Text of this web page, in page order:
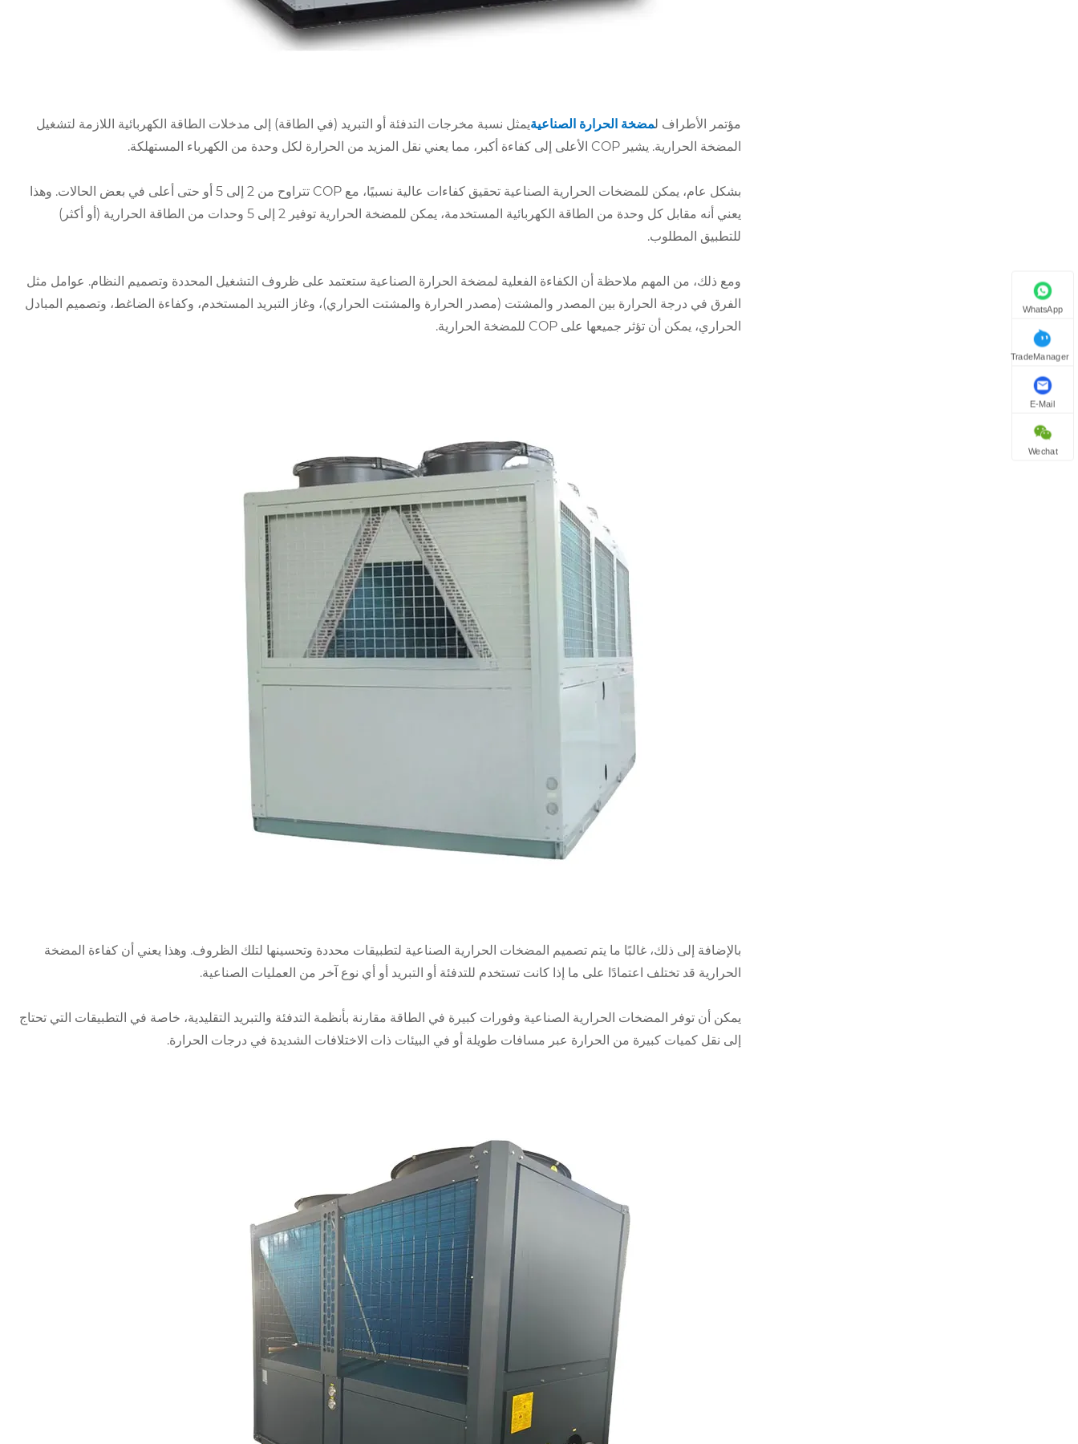
مؤتمر الأطراف لمضخة الحرارة الصناعيةيمثل نسبة مخرجات التدفئة أو التبريد (في الطاقة) إلى مدخلات الطاقة الكهربائية اللازمة لتشغيل
المضخة الحرارية. يشير COP الأعلى إلى كفاءة أكبر، مما يعني نقل المزيد من الحرارة لكل وحدة من الكهرباء المستهلكة.
بشكل عام، يمكن للمضخات الحرارية الصناعية تحقيق كفاءات عالية نسبيًا، مع COP تتراوح من 2 إلى 5 أو حتى أعلى في بعض الحالات. وهذا
يعني أنه مقابل كل وحدة من الطاقة الكهربائية المستخدمة، يمكن للمضخة الحرارية توفير 2 إلى 5 وحدات من الطاقة الحرارية (أو أكثر)
للتطبيق المطلوب.
ومع ذلك، من المهم ملاحظة أن الكفاءة الفعلية لمضخة الحرارة الصناعية ستعتمد على ظروف التشغيل المحددة وتصميم النظام. عوامل مثل
الفرق في درجة الحرارة بين المصدر والمشتت (مصدر الحرارة والمشتت الحراري)، وغاز التبريد المستخدم، وكفاءة الضاغط، وتصميم المبادل
الحراري، يمكن أن تؤثر جميعها على COP للمضخة الحرارية.
بالإضافة إلى ذلك، غالبًا ما يتم تصميم المضخات الحرارية الصناعية لتطبيقات محددة وتحسينها لتلك الظروف. وهذا يعني أن كفاءة المضخة
الحرارية قد تختلف اعتمادًا على ما إذا كانت تستخدم للتدفئة أو التبريد أو أي نوع آخر من العمليات الصناعية.
يمكن أن توفر المضخات الحرارية الصناعية وفورات كبيرة في الطاقة مقارنة بأنظمة التدفئة والتبريد التقليدية، خاصة في التطبيقات التي تحتاج
إلى نقل كميات كبيرة من الحرارة عبر مسافات طويلة أو في البيئات ذات الاختلافات الشديدة في درجات الحرارة.
WhatsApp
TradeManager
E-Mail
Wechat